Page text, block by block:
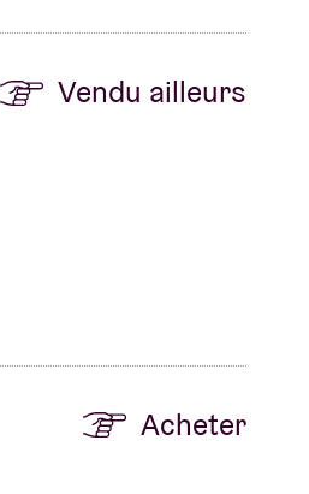
Vendu ailleurs
Acheter